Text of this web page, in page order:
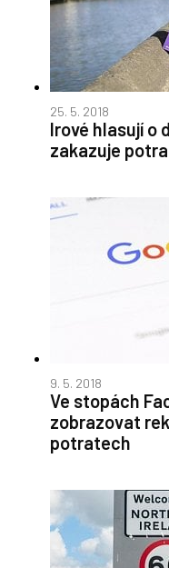
25. 5. 2018
Irové hlasují o
zakazuje
9. 5. 2018
Ve stopách
zobrazovat
potratech